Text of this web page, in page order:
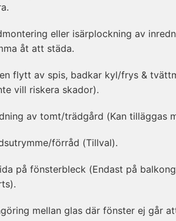
eller isärplockning av
åt att städa.
flytt av spis, badkar kyl/frys &
vill riskera skador).
av tomt/trädgård (Kan tilläggas
förråd (Tillval).
på fönsterbleck (Endast på
mellan glas där fönster ej går